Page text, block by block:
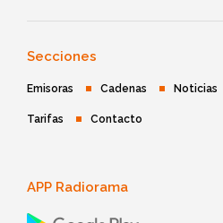
Secciones
Emisoras Cadenas Noticias
Tarifas Contacto
APP Radiorama